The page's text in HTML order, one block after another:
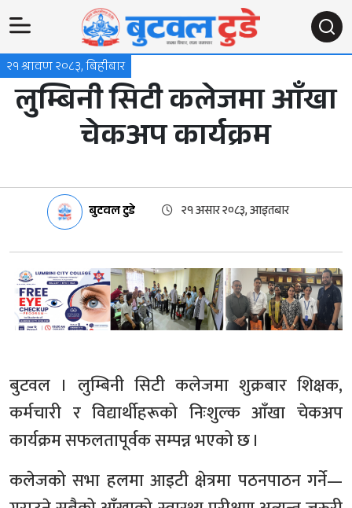
२१ श्रावण २०८३, बिहीबार
लुम्बिनी सिटी कलेजमा आँखा
चेकअप कार्यक्रम
बुटवल टुडे २१ असार २०८३, आइतबार
बुटवल । लुम्बिनी सिटी कलेजमा शुक्रबार शिक्षक,
कर्मचारी र विद्यार्थीहरूको निःशुल्क आँखा चेकअप
कार्यक्रम सफलतापूर्वक सम्पन्न भएको छ ।
कलेजको सभा हलमा आइटी क्षेत्रमा पठनपाठन गर्ने—